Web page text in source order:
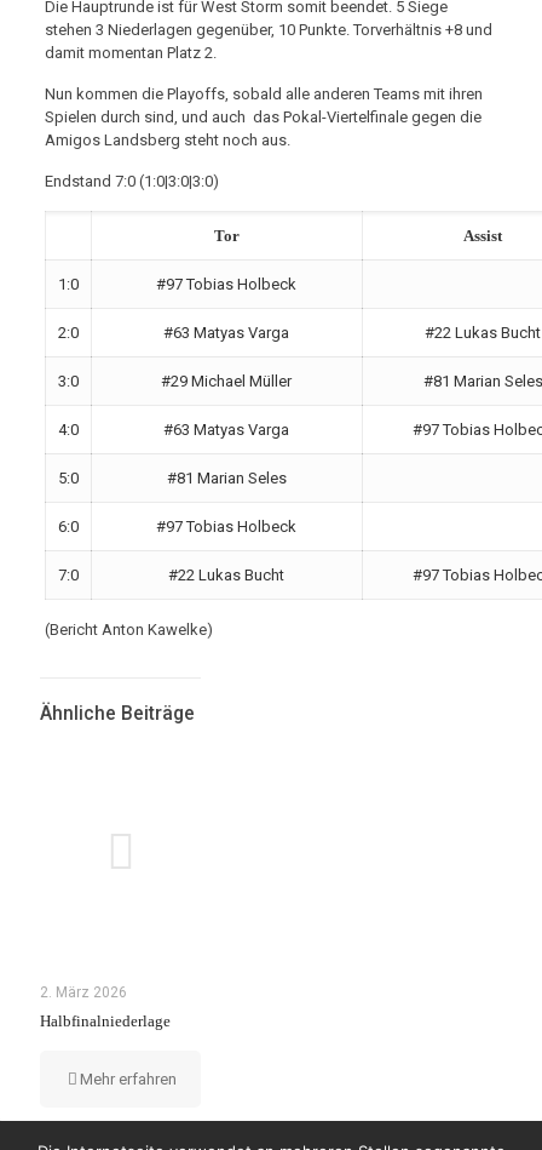
Die Hauptrunde ist für West Storm somit beendet. 5 Siege
stehen 3 Niederlagen gegenüber, 10 Punkte. Torverhältnis +8 und
damit momentan Platz 2.
Nun kommen die Playoffs, sobald alle anderen Teams mit ihren
Spielen durch sind, und auch das Pokal-Viertelfinale gegen die
Amigos Landsberg steht noch aus.
Endstand 7:0 (1:0|3:0|3:0)
Tor Assist
1:0 #97 Tobias Holbeck
2:0 #63 Matyas Varga #22 Lukas Bucht
3:0 #29 Michael Müller #81 Marian Seles
4:0 #63 Matyas Varga #97 Tobias
5:0 #81 Marian Seles
6:0 #97 Tobias Holbeck
7:0 #22 Lukas Bucht #97 Tobias
(Bericht Anton Kawelke)
Ähnliche Beiträge
2. März 2026
Halbfinalniederlage
Mehr erfahren